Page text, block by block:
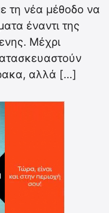
τη νέα μέθοδο να
έναντι της
Μέχρι
αλλά […]